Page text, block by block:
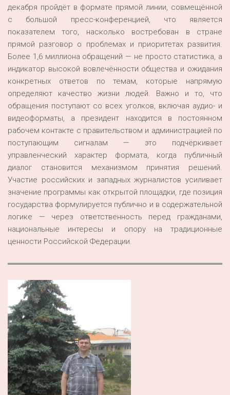
декабря пройдёт в формате прямой линии, совмещённой
с большой пресс-конференцией, что является
показателем того, насколько востребован в стране
прямой разговор о проблемах и приоритетах развития.
Более 1,6 миллиона обращений — не просто статистика, а
индикатор высокой вовлечённости общества и ожидания
конкретных ответов по темам, которые напрямую
определяют качество жизни людей. Важно и то, что
обращения поступают со всех уголков, включая аудио- и
видеоформаты, а президент находится в постоянном
рабочем контакте с правительством и администрацией по
поступающим сигналам — это подчёркивает
управленческий характер формата, когда публичный
диалог становится механизмом принятия решений.
Участие российских и западных журналистов усиливает
значение программы как открытой площадки, где позиция
государства формулируется публично и в содержательной
логике — через ответственность перед гражданами,
национальные интересы и опору на традиционные
ценности Российской Федерации.